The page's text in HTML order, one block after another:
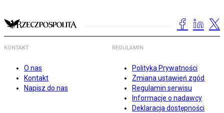
KONTAKT
O nas
Kontakt
Napisz do nas
REGULAMIN
Polityka Prywatności
Zmiana ustawień zgód
Regulamin serwisu
Informacje o nadawcy
Deklaracja dostępności